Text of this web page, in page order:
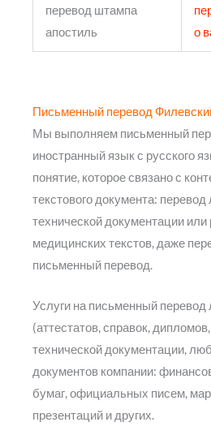
перевод штампа
апостиль
о
Письменный перевод
Мы выполняем письменный
иностранный язык с русского
понятие, которое связано с
текстового документа:
технической документации
медицинских текстов, даже
письменный перевод.
Услуги на письменный
(аттестатов, справок,
технической документации,
документов компании:
бумаг, официальных писем,
презентаций и других.